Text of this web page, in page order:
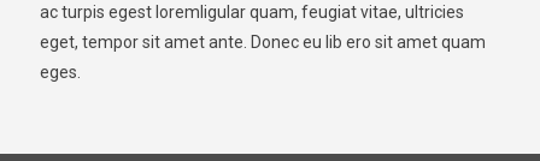
ac turpis egest loremligular quam, feugiat vitae, ultricies
eget, tempor sit amet ante. Donec eu lib ero sit amet quam
eges.